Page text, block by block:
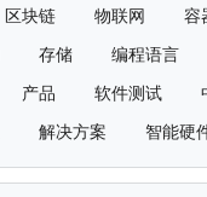
区块链 物联网 容
存储 编程语言
产品 软件测试
解决方案 智能硬